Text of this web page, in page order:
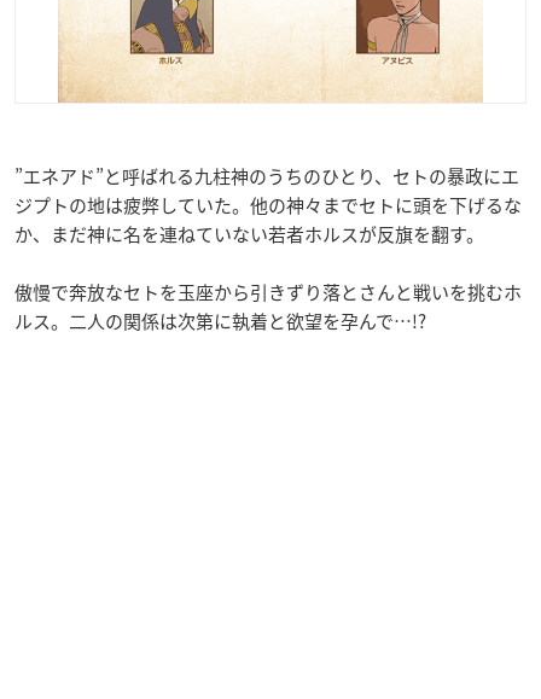
”エネアド”と呼ばれる九柱神のうちのひとり、セトの暴政にエ
ジプトの地は疲弊していた。他の神々までセトに頭を下げるな
か、まだ神に名を連ねていない若者ホルスが反旗を翻す。
傲慢で奔放なセトを玉座から引きずり落とさんと戦いを挑むホ
ルス。二人の関係は次第に執着と欲望を孕んで…!?